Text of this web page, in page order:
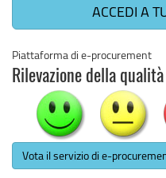
ACCEDI A
Piattaforma di e-procurement
Rilevazione della qualità
Vota il servizio di e-